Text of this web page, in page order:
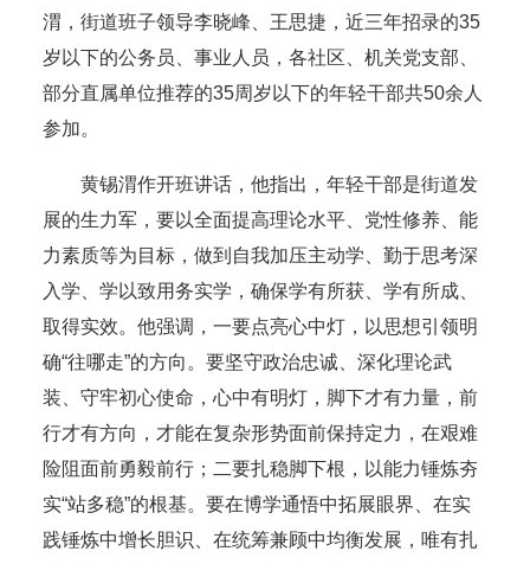
渭，街道班子领导李晓峰、王思捷，近三年招录的35
岁以下的公务员、事业人员，各社区、机关党支部、
部分直属单位推荐的35周岁以下的年轻干部共50余人
参加。
黄锡渭作开班讲话，他指出，年轻干部是街道发
展的生力军，要以全面提高理论水平、党性修养、能
力素质等为目标，做到自我加压主动学、勤于思考深
入学、学以致用务实学，确保学有所获、学有所成、
取得实效。他强调，一要点亮心中灯，以思想引领明
确“往哪走”的方向。要坚守政治忠诚、深化理论武
装、守牢初心使命，心中有明灯，脚下才有力量，前
行才有方向，才能在复杂形势面前保持定力，在艰难
险阻面前勇毅前行；二要扎稳脚下根，以能力锤炼夯
实“站多稳”的根基。要在博学通悟中拓展眼界、在实
践锤炼中增长胆识、在统筹兼顾中均衡发展，唯有扎